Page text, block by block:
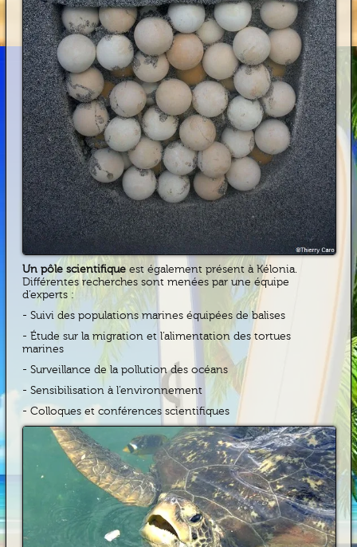
Un pôle scientifique est également présent à Kélonia.
Différentes recherches sont menées par une équipe
d’experts :
- Suivi des populations marines équipées de balises
- Étude sur la migration et l’alimentation des tortues
marines
- Surveillance de la pollution des océans
- Sensibilisation à l’environnement
- Colloques et conférences scientifiques